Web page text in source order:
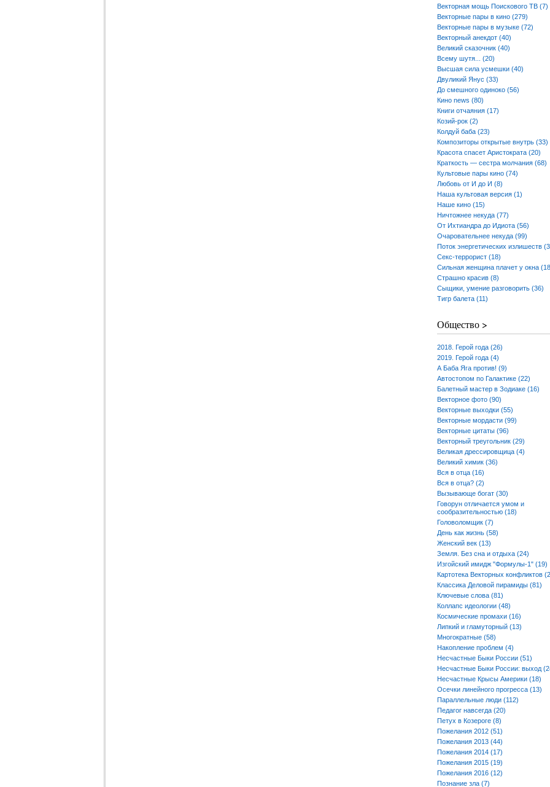
Векторная мощь Поискового ТВ (7)
Векторные пары в кино (279)
Векторные пары в музыке (72)
Векторный анекдот (40)
Великий сказочник (40)
Всему шутя... (20)
Высшая сила усмешки (40)
Двуликий Янус (33)
До смешного одиноко (56)
Кино news (80)
Книги отчаяния (17)
Козий-рок (2)
Колдуй баба (23)
Композиторы открытые внутрь (33)
Красота спасет Аристократа (20)
Краткость — сестра молчания (68)
Культовые пары кино (74)
Любовь от И до И (8)
Наша культовая версия (1)
Наше кино (15)
Ничтожнее некуда (77)
От Ихтиандра до Идиота (56)
Очаровательнее некуда (99)
Поток энергетических излишеств
Секс-террорист (18)
Сильная женщина плачет у окна
Страшно красив (8)
Сыщики, умение разговорить (36)
Тигр балета (11)
Общество >
2018. Герой года (26)
2019. Герой года (4)
А Баба Яга против! (9)
Автостопом по Галактике (22)
Балетный мастер в Зодиаке (16)
Векторное фото (90)
Векторные выходки (55)
Векторные мордасти (99)
Векторные цитаты (96)
Векторный треугольник (29)
Великая дрессировщица (4)
Великий химик (36)
Вся в отца (16)
Вся в отца? (2)
Вызывающе богат (30)
Говорун отличается умом и
сообразительностью (18)
Головоломщик (7)
День как жизнь (58)
Женский век (13)
Земля. Без сна и отдыха (24)
Изгойский имидж "Формулы-1" (19)
Картотека Векторных конфликтов
Классика Деловой пирамиды (81)
Ключевые слова (81)
Коллапс идеологии (48)
Космические промахи (16)
Липкий и гламуторный (13)
Многократные (58)
Накопление проблем (4)
Несчастные Быки России (51)
Несчастные Быки России: выход
Несчастные Крысы Америки (18)
Осечки линейного прогресса (13)
Параллельные люди (112)
Педагог навсегда (20)
Петух в Козероге (8)
Пожелания 2012 (51)
Пожелания 2013 (44)
Пожелания 2014 (17)
Пожелания 2015 (19)
Пожелания 2016 (12)
Познание зла (7)